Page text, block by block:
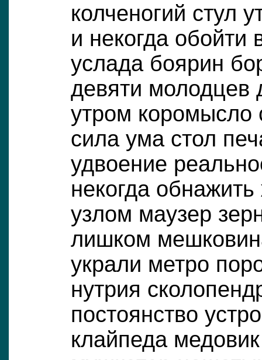
колченогий стул
и некогда обойти
услада боярин
девяти молодцев
утром коромысло
сила ума стол
удвоение
некогда
узлом маузер
лишком
украли метро
нутрия
постоянство
клайпеда